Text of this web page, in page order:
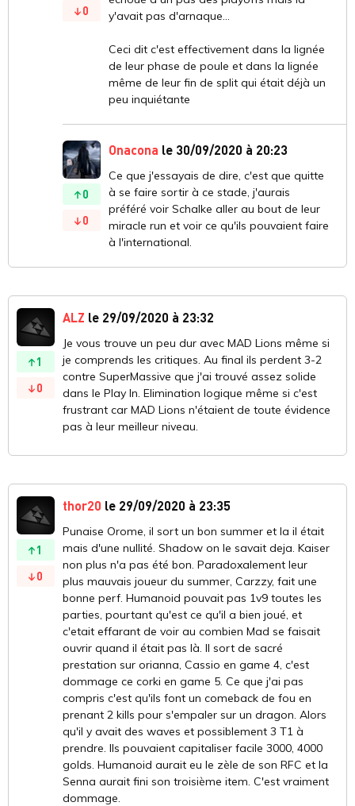
0
y'avait pas d'arnaque...
Ceci dit c'est effectivement dans la lignée
de leur phase de poule et dans la lignée
même de leur fin de split qui était déjà un
peu inquiétante
0
0
Onacona le 30/09/2020 à 20:23
Ce que j'essayais de dire, c'est que quitte
à se faire sortir à ce stade, j'aurais
préféré voir Schalke aller au bout de leur
miracle run et voir ce qu'ils pouvaient faire
à l'international.
1
0
ALZ le 29/09/2020 à 23:32
Je vous trouve un peu dur avec MAD Lions même si
je comprends les critiques. Au final ils perdent 3-2
contre SuperMassive que j'ai trouvé assez solide
dans le Play In. Elimination logique même si c'est
frustrant car MAD Lions n'étaient de toute évidence
pas à leur meilleur niveau.
1
0
thor20 le 29/09/2020 à 23:35
Punaise Orome, il sort un bon summer et la il était
mais d'une nullité. Shadow on le savait deja. Kaiser
non plus n'a pas été bon. Paradoxalement leur
plus mauvais joueur du summer, Carzzy, fait une
bonne perf. Humanoid pouvait pas 1v9 toutes les
parties, pourtant qu'est ce qu'il a bien joué, et
c'etait effarant de voir au combien Mad se faisait
ouvrir quand il était pas là. Il sort de sacré
prestation sur orianna, Cassio en game 4, c'est
dommage ce corki en game 5. Ce que j'ai pas
compris c'est qu'ils font un comeback de fou en
prenant 2 kills pour s'empaler sur un dragon. Alors
qu'il y avait des waves et possiblement 3 T1 à
prendre. Ils pouvaient capitaliser facile 3000, 4000
golds. Humanoid aurait eu le zèle de son RFC et la
Senna aurait fini son troisième item. C'est vraiment
dommage.